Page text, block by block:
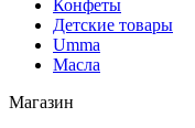
Конфеты
Детские товары
Umma
Масла
Магазин